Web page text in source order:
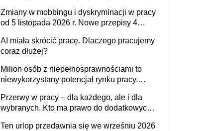
Zmiany w mobbingu i dyskryminacji w pracy
od 5 listopada 2026 r. Nowe przepisy 4
Ustaw
AI miała skrócić pracę. Dlaczego pracujemy
coraz dłużej?
Milion osób z niepełnosprawnościami to
niewykorzystany potencjał rynku pracy.
dofinansowań czy refundacji, ale bariery po
stronie systemu i świadomości
pracodawców [WYWIAD]
Przerwy w pracy – dla każdego, ale i dla
wybranych. Kto ma prawo do dodatkowych
Ten urlop przedawnia się we wrześniu 2026